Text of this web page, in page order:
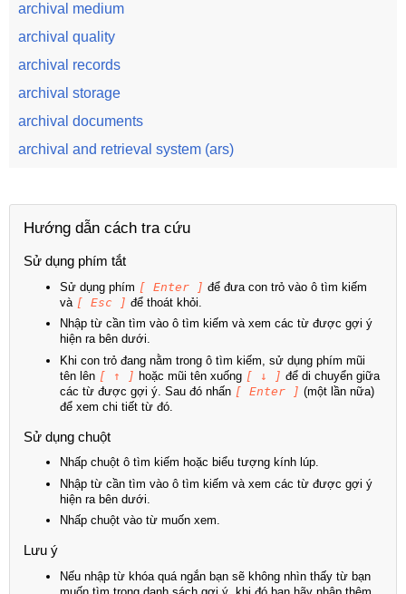
archival medium
archival quality
archival records
archival storage
archival documents
archival and retrieval system (ars)
Hướng dẫn cách tra cứu
Sử dụng phím tắt
Sử dụng phím [ Enter ] để đưa con trỏ vào ô tìm kiếm
và [ Esc ] để thoát khỏi.
Nhập từ cần tìm vào ô tìm kiếm và xem các từ được gợi ý
hiện ra bên dưới.
Khi con trỏ đang nằm trong ô tìm kiếm, sử dụng phím mũi
tên lên [ ↑ ] hoặc mũi tên xuống [ ↓ ] để di chuyển giữa
các từ được gợi ý. Sau đó nhấn [ Enter ] (một lần nữa)
để xem chi tiết từ đó.
Sử dụng chuột
Nhấp chuột ô tìm kiếm hoặc biểu tượng kính lúp.
Nhập từ cần tìm vào ô tìm kiếm và xem các từ được gợi ý
hiện ra bên dưới.
Nhấp chuột vào từ muốn xem.
Lưu ý
Nếu nhập từ khóa quá ngắn bạn sẽ không nhìn thấy từ bạn